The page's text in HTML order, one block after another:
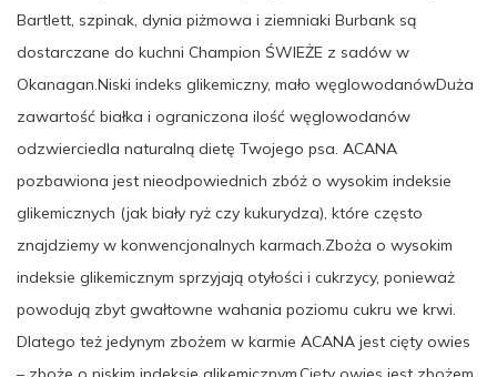
Bartlett, szpinak, dynia piżmowa i ziemniaki Burbank są
dostarczane do kuchni Champion ŚWIEŻE z sadów w
Okanagan.Niski indeks glikemiczny, mało węglowodanówDuża
zawartość białka i ograniczona ilość węglowodanów
odzwierciedla naturalną dietę Twojego psa. ACANA
pozbawiona jest nieodpowiednich zbóż o wysokim indeksie
glikemicznych (jak biały ryż czy kukurydza), które często
znajdziemy w konwencjonalnych karmach.Zboża o wysokim
indeksie glikemicznym sprzyjają otyłości i cukrzycy, ponieważ
powodują zbyt gwałtowne wahania poziomu cukru we krwi.
Dlatego też jedynym zbożem w karmie ACANA jest cięty owies